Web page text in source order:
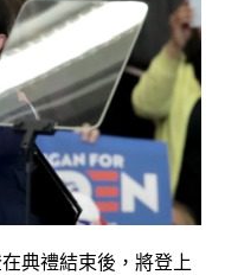
典禮結束後，將登上